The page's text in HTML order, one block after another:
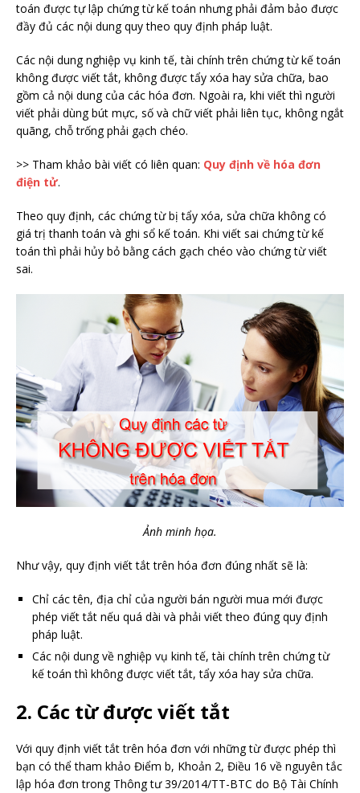
toán được tự lập chứng từ kế toán nhưng phải đảm bảo được
đầy đủ các nội dung quy theo quy định pháp luật.
Các nội dung nghiệp vụ kinh tế, tài chính trên chứng từ kế toán
không được viết tắt, không được tẩy xóa hay sửa chữa, bao
gồm cả nội dung của các hóa đơn. Ngoài ra, khi viết thì người
viết phải dùng bút mực, số và chữ viết phải liên tục, không ngắt
quãng, chỗ trống phải gạch chéo.
>> Tham khảo bài viết có liên quan: Quy định về hóa đơn
điện tử.
Theo quy định, các chứng từ bị tẩy xóa, sửa chữa không có
giá trị thanh toán và ghi sổ kế toán. Khi viết sai chứng từ kế
toán thì phải hủy bỏ bằng cách gạch chéo vào chứng từ viết
sai.
Ảnh minh họa.
Như vậy, quy định viết tắt trên hóa đơn đúng nhất sẽ là:
Chỉ các tên, địa chỉ của người bán người mua mới được
phép viết tắt nếu quá dài và phải viết theo đúng quy định
pháp luật.
Các nội dung về nghiệp vụ kinh tế, tài chính trên chứng từ
kế toán thì không được viết tắt, tẩy xóa hay sửa chữa.
2. Các từ được viết tắt
Với quy định viết tắt trên hóa đơn với những từ được phép thì
bạn có thể tham khảo Điểm b, Khoản 2, Điều 16 về nguyên tắc
lập hóa đơn trong Thông tư 39/2014/TT-BTC do Bộ Tài Chính